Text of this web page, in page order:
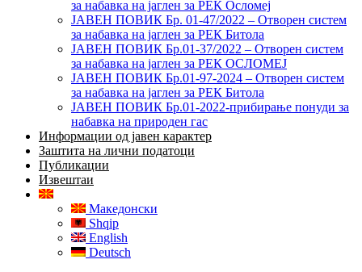
за набавка на јаглен за РЕК Осломеј
ЈАВЕН ПОВИК Бр. 01-47/2022 – Отворен систем
за набавка на јаглен за РЕК Битола
ЈАВЕН ПОВИК Бр.01-37/2022 – Отворен систем
за набавка на јаглен за РЕК ОСЛОМЕЈ
ЈАВЕН ПОВИК Бр.01-97-2024 – Отворен систем
за набавка на јаглен за РЕК Битола
ЈАВЕН ПОВИК Бр.01-2022-прибирање понуди за
набавка на природен гас
Информации од јавен карактер
Заштита на лични податоци
Публикации
Извештаи
Македонски
Shqip
English
Deutsch